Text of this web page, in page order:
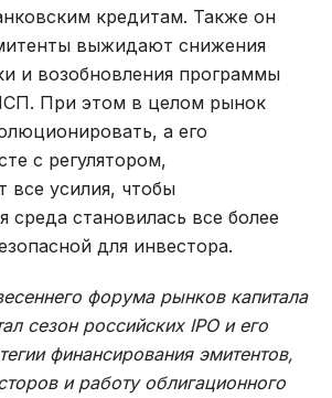
кредитам. Также он
выжидают снижения
и возобновления программы
При этом в целом рынок
а его
с регулятором,
все усилия, чтобы
среда становилась все более
для инвестора.
форума рынков капитала
сезон российских IPO и его
финансирования эмитентов,
и работу облигационного